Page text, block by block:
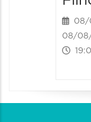
08/
08/